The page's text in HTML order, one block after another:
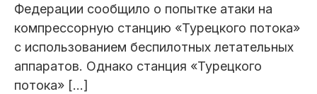
Федерации сообщило о попытке атаки на
компрессорную станцию «Турецкого потока»
с использованием беспилотных летательных
аппаратов. Однако станция «Турецкого
потока» […]